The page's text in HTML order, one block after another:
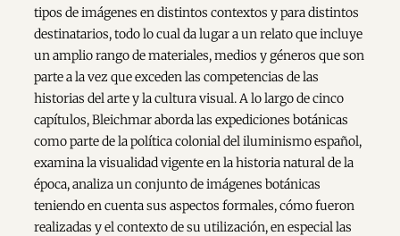
tipos de imágenes en distintos contextos y para distintos
destinatarios, todo lo cual da lugar a un relato que incluye
un amplio rango de materiales, medios y géneros que son
parte a la vez que exceden las competencias de las
historias del arte y la cultura visual. A lo largo de cinco
capítulos, Bleichmar aborda las expediciones botánicas
como parte de la política colonial del iluminismo español,
examina la visualidad vigente en la historia natural de la
época, analiza un conjunto de imágenes botánicas
teniendo en cuenta sus aspectos formales, cómo fueron
realizadas y el contexto de su utilización, en especial las